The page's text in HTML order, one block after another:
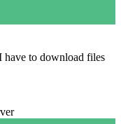
have to download files